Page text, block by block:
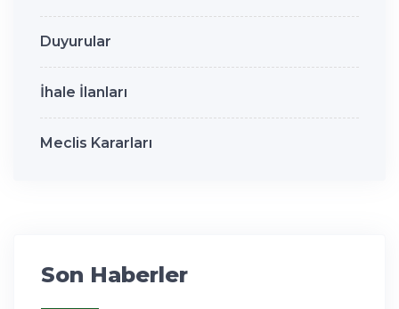
Duyurular
İhale İlanları
Meclis Kararları
Son Haberler